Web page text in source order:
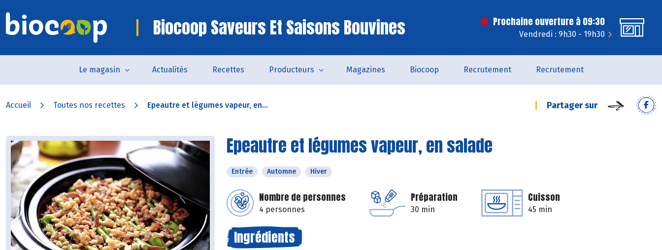
Biocoop Saveurs Et Saisons Bouvines Prochaine ouverture à 09:30
Vendredi : 9h30 - 19h30
Le magasin Actualités Recettes Producteurs Magazines Biocoop Recrutement Recrutement
Accueil Toutes nos recettes Epeautre et légumes vapeur, en... Partager sur
Epeautre et légumes vapeur, en salade
Entrée Automne Hiver
Nombre de personnes
4 personnes
Préparation
30 min
Cuisson
45 min
Ingrédients